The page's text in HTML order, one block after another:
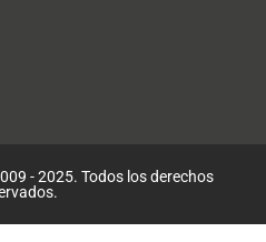
- 2025. Todos los derechos